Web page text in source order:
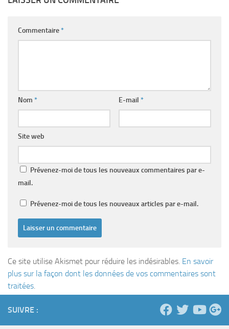
Commentaire*
Nom * E-mail *
Site web
Prévenez-moi de tous les nouveaux commentaires par e-
mail.
Prévenez-moi de tous les nouveaux articles par e-mail.
Ce site utilise Akismet pour réduire les indésirables. En savoir
plus sur la façon dont les données de vos commentaires sont
traitées.
SUIVRE :